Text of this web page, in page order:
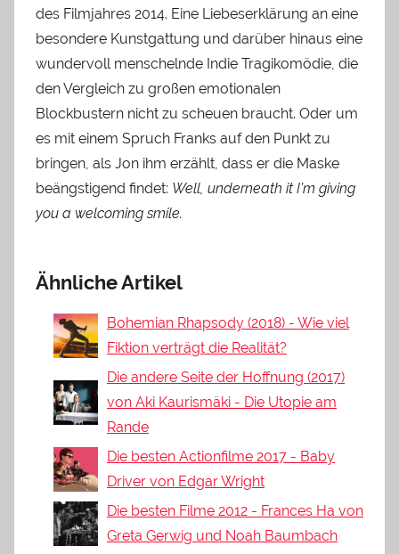
des Filmjahres 2014. Eine Liebeserklärung an eine
besondere Kunstgattung und darüber hinaus eine
wundervoll menschelnde Indie Tragikomödie, die
den Vergleich zu großen emotionalen
Blockbustern nicht zu scheuen braucht. Oder um
es mit einem Spruch Franks auf den Punkt zu
bringen, als Jon ihm erzählt, dass er die Maske
beängstigend findet: Well, underneath it I’m giving
you a welcoming smile.
Ähnliche Artikel
Bohemian Rhapsody (2018) - Wie viel
Fiktion verträgt die Realität?
Die andere Seite der Hoffnung (2017)
von Aki Kaurismäki - Die Utopie am
Rande
Die besten Actionfilme 2017 - Baby
Driver von Edgar Wright
Die besten Filme 2012 - Frances Ha von
Greta Gerwig und Noah Baumbach